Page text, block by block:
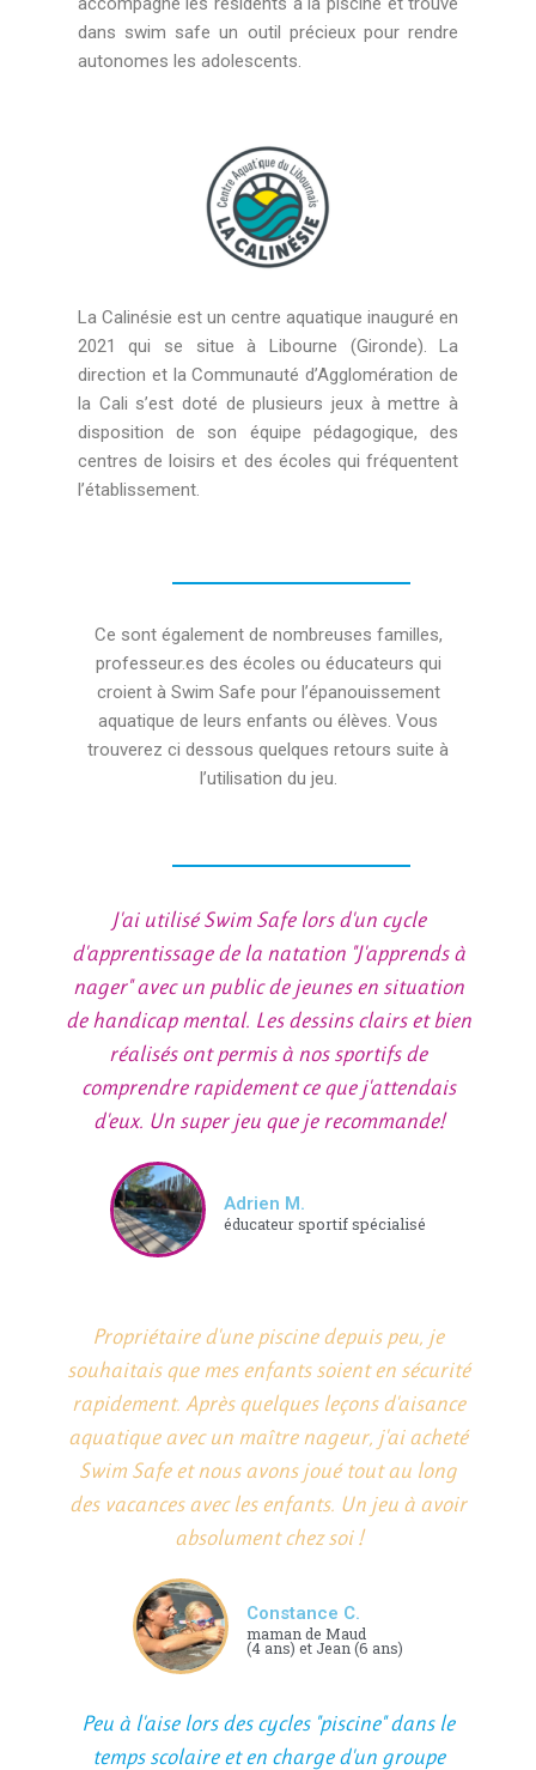
dans swim safe un outil précieux pour rendre
autonomes les adolescents.
La Calinésie est un centre aquatique inauguré en
2021 qui se situe à Libourne (Gironde). La
direction et la Communauté d’Agglomération de
la Cali s’est doté de plusieurs jeux à mettre à
disposition de son équipe pédagogique, des
centres de loisirs et des écoles qui fréquentent
l’établissement.
Ce sont également de nombreuses familles,
professeur.es des écoles ou éducateurs qui
croient à Swim Safe pour l’épanouissement
aquatique de leurs enfants ou élèves. Vous
trouverez ci dessous quelques retours suite à
l’utilisation du jeu.
J'ai utilisé Swim Safe lors d'un cycle
d'apprentissage de la natation "J'apprends à
nager" avec un public de jeunes en situation
de handicap mental. Les dessins clairs et bien
réalisés ont permis à nos sportifs de
comprendre rapidement ce que j'attendais
d'eux. Un super jeu que je recommande!
Adrien M.
éducateur sportif spécialisé
Propriétaire d'une piscine depuis peu, je
souhaitais que mes enfants soient en sécurité
rapidement. Après quelques leçons d'aisance
aquatique avec un maître nageur, j'ai acheté
Swim Safe et nous avons joué tout au long
des vacances avec les enfants. Un jeu à avoir
absolument chez soi !
Constance C.
maman de Maud
(4 ans) et Jean (6 ans)
Peu à l'aise lors des cycles "piscine" dans le
temps scolaire et en charge d'un groupe